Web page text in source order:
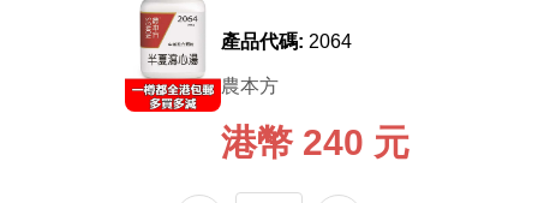
產品代碼: 2064
農本方
港幣 240 元